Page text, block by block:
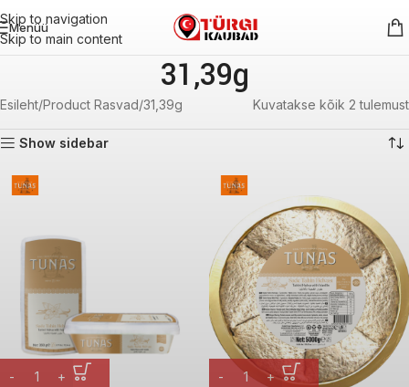
Skip to navigation
Skip to main content
Menüü
31,39g
Esileht Product Rasvad 31,39g Kuvatakse kõik 2 tulemust
Show sidebar